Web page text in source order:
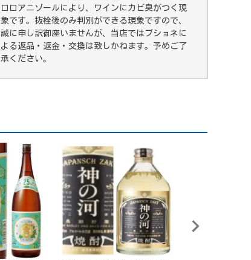
ロロアニゾールにより、ワインにカビ臭がつく現
象です。抜栓後のみ判別ができる現象ですので、
誠に申し訳御座いませんが、当店ではブショネに
よる返品・返金・交換は致しかねます。予めご了
承ください。